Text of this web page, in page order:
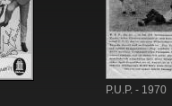
P.U.P. - 1970